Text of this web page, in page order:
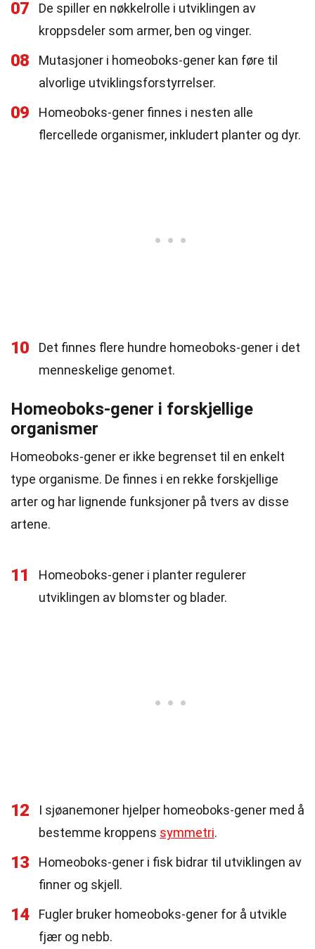
07
De spiller en nøkkelrolle i utviklingen av
kroppsdeler som armer, ben og vinger.
08
Mutasjoner i homeoboks-gener kan føre til
alvorlige utviklingsforstyrrelser.
09
Homeoboks-gener finnes i nesten alle
flercellede organismer, inkludert planter og dyr.
10
Det finnes flere hundre homeoboks-gener i det
menneskelige genomet.
Homeoboks-gener i forskjellige
organismer
Homeoboks-gener er ikke begrenset til en enkelt
type organisme. De finnes i en rekke forskjellige
arter og har lignende funksjoner på tvers av disse
artene.
11
Homeoboks-gener i planter regulerer
utviklingen av blomster og blader.
12
I sjøanemoner hjelper homeoboks-gener med å
bestemme kroppens symmetri.
13
Homeoboks-gener i fisk bidrar til utviklingen av
finner og skjell.
14
Fugler bruker homeoboks-gener for å utvikle
fjær og nebb.